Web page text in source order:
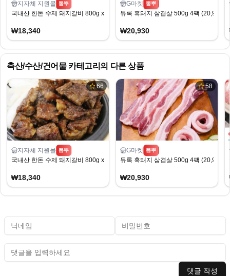
지자체 지원몰 뽐뿌
국내산 한돈 수제 돼지갈비 800g x 2팩
₩18,340
G마켓 뽐뿌
듀록 흑돼지 삼겹살 500g 4팩 (20,930
₩20,930
축산/수산/건어물카테고리의 다른 상품
66
지자체 지원몰 뽐뿌
국내산 한돈 수제 돼지갈비 800g x 2팩
₩18,340
58
G마켓 뽐뿌
듀록 흑돼지 삼겹살 500g 4팩 (20,930
₩20,930
댓글 작성